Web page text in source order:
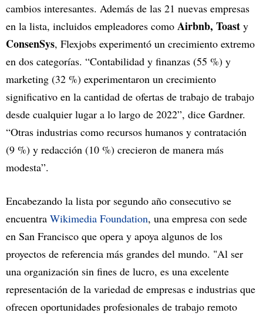
cambios interesantes. Además de las 21 nuevas empresas
en la lista, incluidos empleadores como Airbnb, Toast y
ConsenSys, Flexjobs experimentó un crecimiento extremo
en dos categorías. “Contabilidad y finanzas (55 %) y
marketing (32 %) experimentaron un crecimiento
significativo en la cantidad de ofertas de trabajo de trabajo
desde cualquier lugar a lo largo de 2022”, dice Gardner.
“Otras industrias como recursos humanos y contratación
(9 %) y redacción (10 %) crecieron de manera más
modesta”.
Encabezando la lista por segundo año consecutivo se
encuentra Wikimedia Foundation, una empresa con sede
en San Francisco que opera y apoya algunos de los
proyectos de referencia más grandes del mundo. "Al ser
una organización sin fines de lucro, es una excelente
representación de la variedad de empresas e industrias que
ofrecen oportunidades profesionales de trabajo remoto